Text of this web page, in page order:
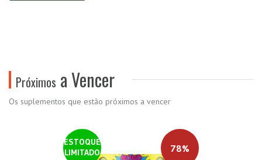
Próximos a Vencer
Os suplementos que estão próximos a vencer
ESTOQUE
LIMITADO
78%